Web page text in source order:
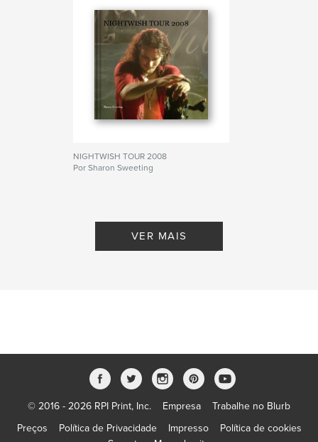
NIGHTWISH TOUR 2008
Por Sharon Sweeting
VER MAIS
© 2016 - 2026 RPI Print, Inc. Empresa
Trabalhe no Blurb
Preços
Política de Privacidade Impresso
Política de cookies